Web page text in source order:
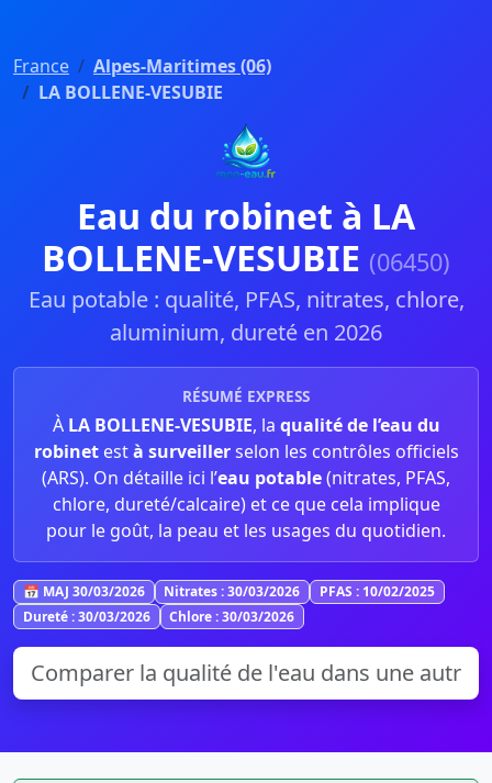
France
Alpes-Maritimes (06)
LA BOLLENE-VESUBIE
Eau du robinet à LA
BOLLENE-VESUBIE (06450)
Eau potable : qualité, PFAS, nitrates, chlore,
aluminium, dureté en 2026
RÉSUMÉ EXPRESS
À LA BOLLENE-VESUBIE, la qualité de l’eau du
robinetestà surveillerselon les contrôles officiels
(ARS). On détaille ici l’eau potable(nitrates, PFAS,
chlore, dureté/calcaire) et ce que cela implique
pour le goût, la peau et les usages du quotidien.
📅 MAJ 30/03/2026 Nitrates : 30/03/2026
PFAS : 10/02/2025
Dureté : 30/03/2026
Chlore : 30/03/2026